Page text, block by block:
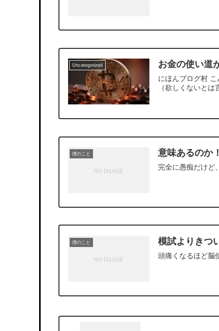
Uncategorized お金の使い道
にほんブログ村
（欲しくないと
僕のこと 意味あるのか
完全に愚痴だけど
僕のこと 模試よりきつ
頭痛くなるほど脳